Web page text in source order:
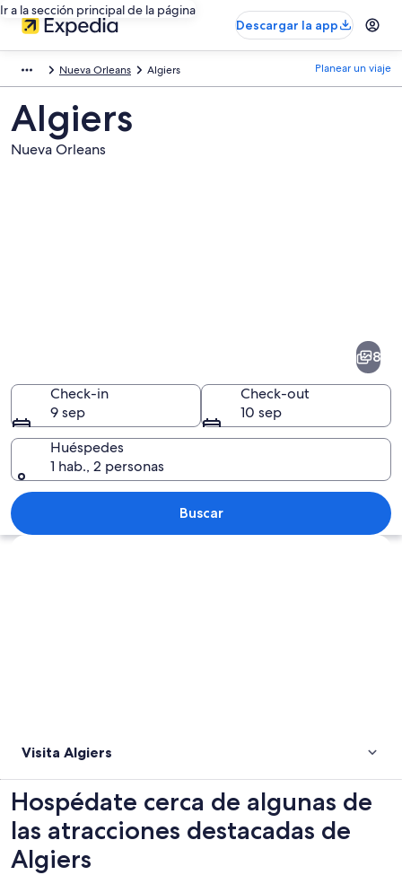
Ir a la sección principal de la página
Descargar la app
Nueva Orleans Algiers Planear un viaje
Algiers
Nueva Orleans
Un crucero bajo un puente grande
8
Check-in
9 sep
Check-out
10 sep
Huéspedes
1 hab., 2 personas
Buscar
Explorar mapa
Visita Algiers
Hospédate cerca de algunas de
las atracciones destacadas de
Algiers